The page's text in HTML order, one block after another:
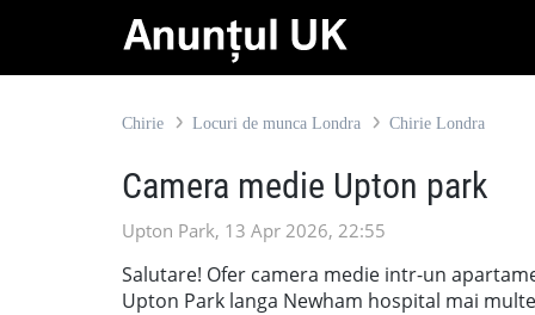
Chirie Locuri de munca Londra Chirie Londra
Camera medie Upton park
Upton Park, 13 Apr 2026, 22:55
Salutare! Ofer camera medie intr-un
Upton Park langa Newham hospital mai